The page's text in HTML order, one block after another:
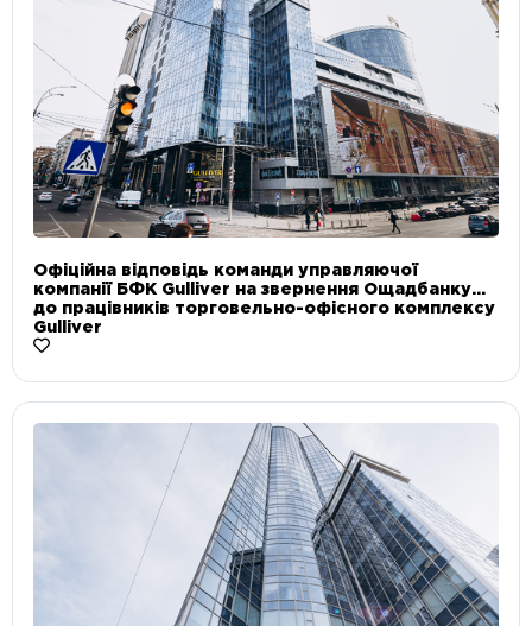
Офіційна відповідь команди управляючої
компанії БФК Gulliver на звернення Ощадбанку
до працівників торговельно-офісного комплексу
Gulliver